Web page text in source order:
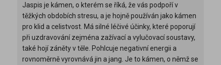
Jaspis je kámen, o kterém se říká, že vás podpoří v
těžkých obdobích stresu, a je hojně používán jako kámen
pro klid a celistvost. Má silné léčivé účinky, které poporují
při uzdravování zejména zažívací a vylučovací soustavy,
také hojí záněty v těle. Pohlcuje negativní energii a
rovnoměrně vyrovnává jin a jang. Je to kámen, o němž se